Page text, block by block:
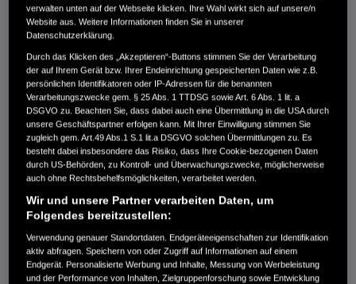
3.900 €
Außenfarbe
crystal black pearl
Kilometerstand
166.000 km
Kraftstoffart
Super
Getriebe
Automatik
Türen
5
Leistung
61 kW / 83 PS
Hubraum
1.339 cm³
Erstzulassung
10.2007
Bauart
Limousine
AUTO HARKE GMBH
Randersweide 59-63
21035 Hamburg
+49 40 735 935 0
verwalten unten auf der Webseite klicken. Ihre Wahl wirkt sich auf unsere/n
Website aus. Weitere Informationen finden Sie in unserer
Datenschutzerklärung.
Durch das Klicken des „Akzeptieren“-Buttons stimmen Sie der Verarbeitung
der auf Ihrem Gerät bzw. Ihrer Endeinrichtung gespeicherten Daten wie z.B.
persönlichen Identifikatoren oder IP-Adressen für die benannten
Verarbeitungszwecke gem. § 25 Abs. 1 TTDSG sowie Art. 6 Abs. 1 lit. a
DSGVO zu. Beachten Sie, dass dabei auch eine Übermittlung in die USA durch
unsere Geschäftspartner erfolgen kann. Mit Ihrer Einwilligung stimmen Sie
zugleich gem. Art.49 Abs.1 S.1 lit.a DSGVO solchen Übermittlungen zu. Es
besteht dabei insbesondere das Risiko, dass Ihre Cookie-bezogenen Daten
durch US-Behörden, zu Kontroll- und Überwachungszwecke, möglicherweise
auch ohne Rechtsbehelfsmöglichkeiten, verarbeitet werden.
Wir und unsere Partner verarbeiten Daten, um
Folgendes bereitzustellen:
Verwendung genauer Standortdaten. Endgeräteeigenschaften zur Identifikation
aktiv abfragen. Speichern von oder Zugriff auf Informationen auf einem
Endgerät. Personalisierte Werbung und Inhalte, Messung von Werbeleistung
und der Performance von Inhalten, Zielgruppenforschung sowie Entwicklung